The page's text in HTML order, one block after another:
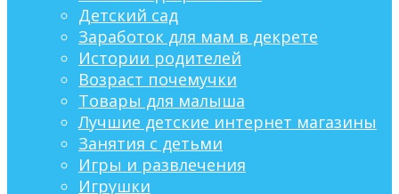
Детский сад
Заработок для мам в декрете
Истории родителей
Возраст почемучки
Товары для малыша
Лучшие детские интернет магазины
Занятия с детьми
Игры и развлечения
Игрушки